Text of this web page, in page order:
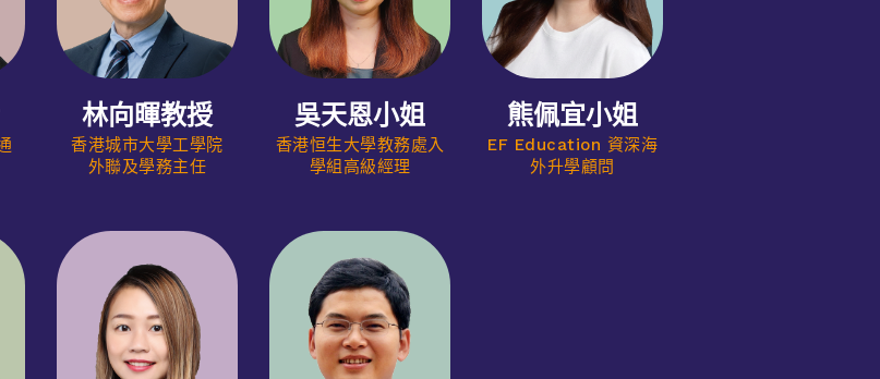
林向暉教授
香港城市大學工學院
外聯及學務主任
吳天恩小姐
香港恒生大學教務處入
學組高級經理
熊佩宜小姐
EF Education 資深海
外升學顧問